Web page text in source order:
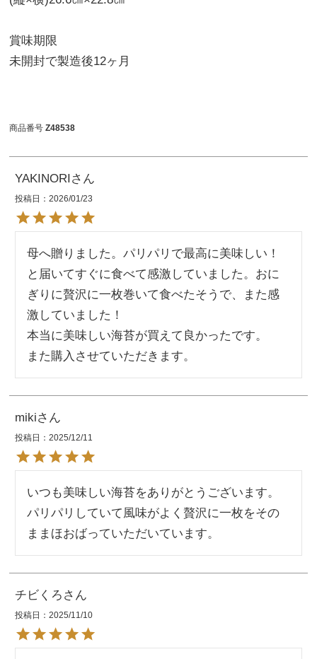
賞味期限
未開封で製造後12ヶ月
商品番号 Z48538
YAKINORI
投稿日 2026/01/23
母へ贈りました。パリパリで最高に美味しい！
と届いてすぐに食べて感激していました。おに
ぎりに贅沢に一枚巻いて食べたそうで、また感
激していました！
本当に美味しい海苔が買えて良かったです。
また購入させていただきます。
miki
投稿日 2025/12/11
いつも美味しい海苔をありがとうございます。
パリパリしていて風味がよく贅沢に一枚をその
ままほおばっていただいています。
チビくろ
投稿日 2025/11/10